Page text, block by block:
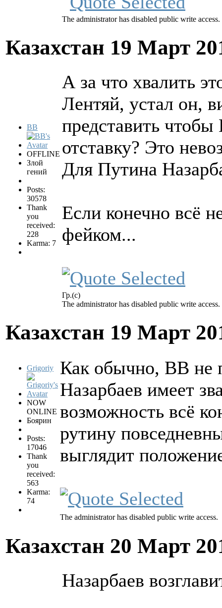
The administrator has disabled public write access.
Казахстан 19 Март
BB
OFFLINE
Злой
гений
Posts:
30578
Thank
you
received:
228
Karma: 7
А за что хвалить
Лентяй, устал он,
представить
отставку? Это
Для Путина
Если конечно всё
фейком...
Гр.(с)
The administrator has disabled public write access.
Казахстан 19 Март
Grigoriy
NOW
ONLINE
Боярин
Posts:
17046
Thank
you
received:
563
Karma:
74
Как обычно, ВВ не
Назарбаев имеет
возможность всё
рутину
выглядит
The administrator has disabled public write access.
Казахстан 20 Март
Назарбаев